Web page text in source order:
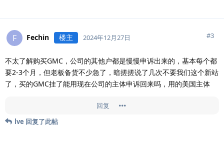
F Fechin 楼主 2024年12月27日 #3
不太了解购买GMC，公司的其他户都是慢慢申诉出来的，基本每个都
要2-3个月，但老板备货不少急了，暗搓搓说了几次不要我们这个新站
了，买的GMC挂了能用现在公司的主体申诉回来吗，用的美国主体
回复
lve 回复了此帖